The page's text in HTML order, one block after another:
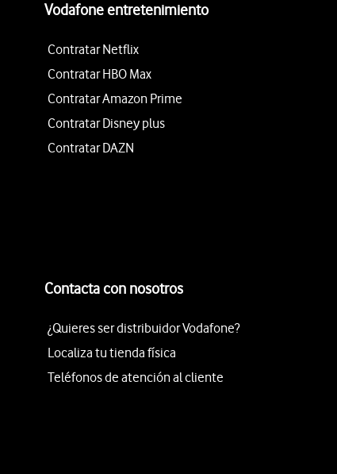
Vodafone entretenimiento
Contratar Netflix
Contratar HBO Max
Contratar Amazon Prime
Contratar Disney plus
Contratar DAZN
Contacta con nosotros
¿Quieres ser distribuidor Vodafone?
Localiza tu tienda física
Teléfonos de atención al cliente